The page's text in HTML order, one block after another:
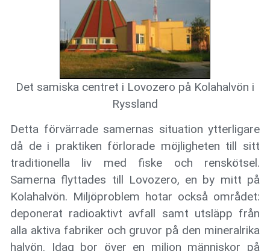
Det samiska centret i Lovozero på Kolahalvön i
Ryssland
Detta förvärrade samernas situation ytterligare
då de i praktiken förlorade möjligheten till sitt
traditionella liv med fiske och renskötsel.
Samerna flyttades till Lovozero, en by mitt på
Kolahalvön. Miljöproblem hotar också området:
deponerat radioaktivt avfall samt utsläpp från
alla aktiva fabriker och gruvor på den mineralrika
halvön. Idag bor över en miljon människor på